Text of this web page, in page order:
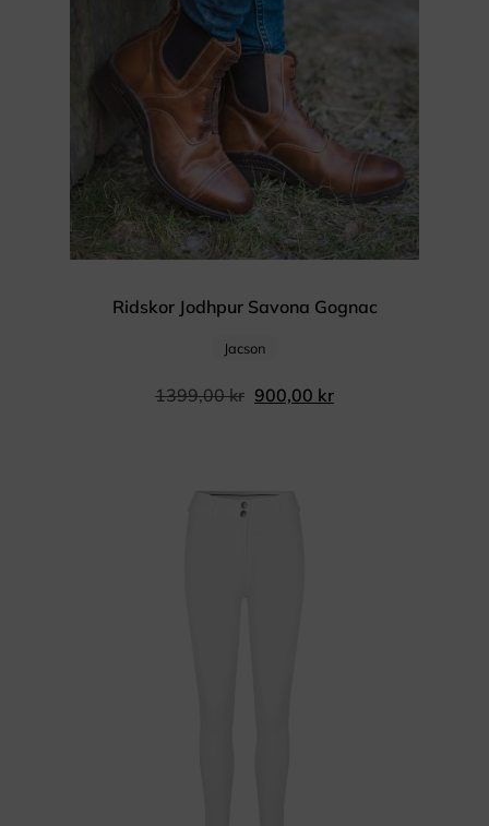
Ridskor Jodhpur Savona Gognac
Jacson
1399,00kr 900,00 kr